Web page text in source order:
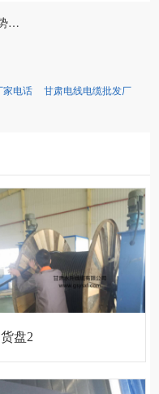
甘肃控制电缆的核心优势的...
南
家电话
甘肃电线电缆批发厂
盘2